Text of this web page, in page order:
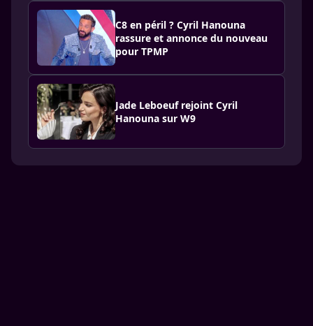
C8 en péril ? Cyril Hanouna
rassure et annonce du nouveau
pour TPMP
Jade Leboeuf rejoint Cyril
Hanouna sur W9